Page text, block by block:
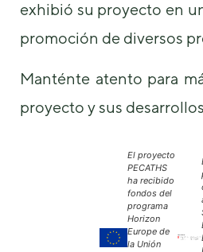
exhibió su proyecto en
promoción de diversos
Manténte atento para
proyecto y sus desarrollos.
El proyecto
PECATHS
ha recibido
fondos del
programa
Horizon
Europe de
la Unión